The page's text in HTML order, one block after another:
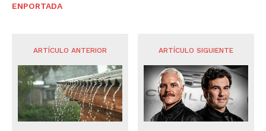
ENPORTADA
ARTÍCULO ANTERIOR ARTÍCULO SIGUIENTE